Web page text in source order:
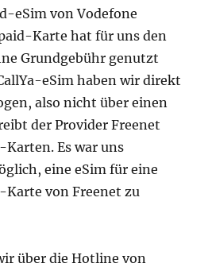
eSim von Vodefone
Karte hat für uns den
Grundgebühr genutzt
eSim haben wir direkt
also nicht über einen
der Provider Freenet
Es war uns
eine eSim für eine
von Freenet zu
über die Hotline von